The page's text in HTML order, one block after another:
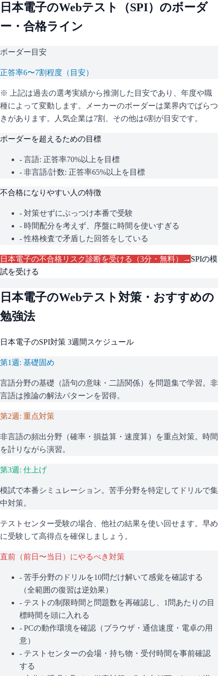
日本電子のWebテスト（SPI）のボーダ
ー・合格ライン
ボーダー目安
正答率6〜7割程度（目安）
※ 上記は過去の選考実績から推測した目安であり、年度や職
種によって変動します。
メーカーのボーダーは業界内でばらつ
きがあります。人気企業は7割、その他は6割が目安です。
ボーダーを超えるための目標
- 言語: 正答率70%以上を目標
- 非言語/計数: 正答率65%以上を目標
不合格になりやすい人の特徴
- 対策せずにぶっつけ本番で受験
- 時間配分を考えず、序盤に時間を使いすぎる
- 性格検査で矛盾した回答をしている
日本電子の不合格リスク診断を受ける（3分・無料）→ SPIの模
試を受ける
日本電子のWebテスト対策・おすすめの
勉強法
日本電子のSPI対策 3週間スケジュール
第1週: 基礎固め
言語分野の基礎（語句の意味・二語関係）を問題集で学習。非
言語は推論の解法パターンを習得。
第2週: 重点対策
非言語の頻出分野（確率・損益算・速度算）を重点対策。時間
を計りながら演習。
第3週: 仕上げ
模試で本番シミュレーション。苦手分野を特定してドリルで集
中対策。
テストセンター受験の場合、他社の結果を使い回せます。早め
に受験して高得点を確保しましょう。
直前（前日〜当日）にやるべき対策
- 苦手分野のドリルを10問だけ解いて感覚を確認する
（全範囲の復習は逆効果）
- テストの制限時間と問題数を再確認し、1問あたりの目
標時間を頭に入れる
- PCの動作環境を確認（ブラウザ・通信速度・電卓の用
意）
- テストセンターの会場・持ち物・受付時間を事前確認
する